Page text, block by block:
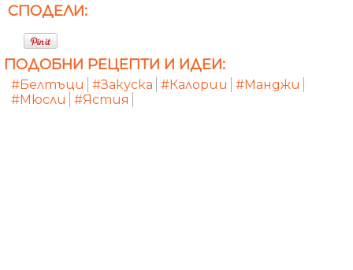
СПОДЕЛИ:
ПОДОБНИ РЕЦЕПТИ И ИДЕИ:
#Белтъци #Закуска #Калории
#Манджи
#Мюсли
#Ястия